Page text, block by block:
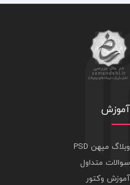
آموزش
وبلاگ میهن PSD
سوالات متداول
آموزش وکتور